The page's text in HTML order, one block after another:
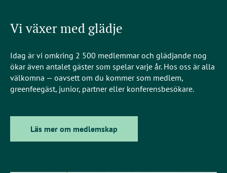
Vi växer med glädje
Idag är vi omkring 2 500 medlemmaroch glädjande nog
ökar även antalet gäster som spelar varje år. Hos oss är alla
välkomna — oavsett om du kommer som medlem,
greenfeegäst, junior, partner eller konferensbesökare.
Läs mer om medlemskap